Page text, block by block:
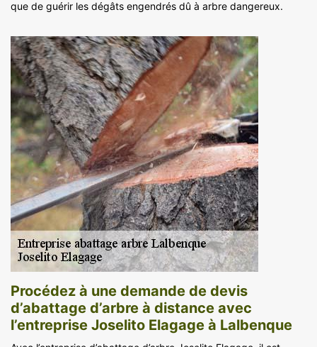
que de guérir les dégâts engendrés dû à arbre dangereux.
Procédez à une demande de devis
d’abattage d’arbre à distance avec
l’entreprise Joselito Elagage à Lalbenque